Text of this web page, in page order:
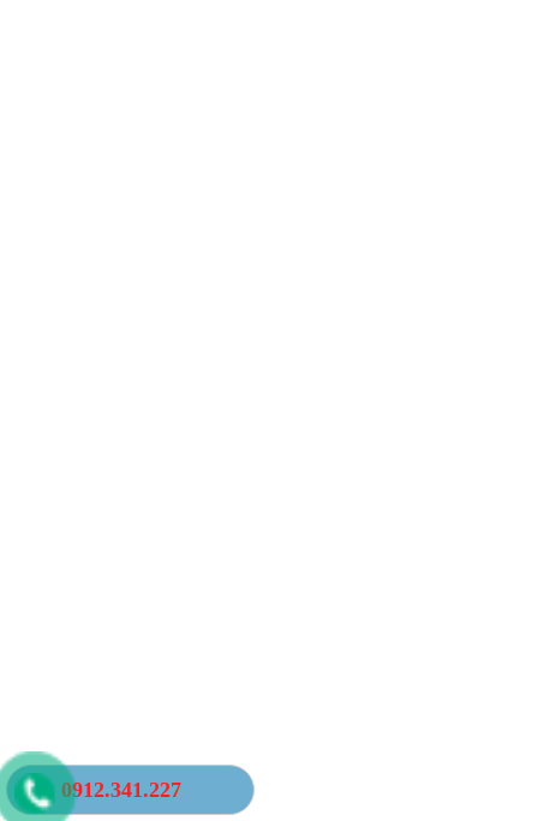
0912.341.227